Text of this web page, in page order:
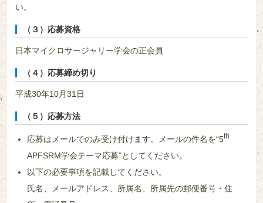
い。
（３）応募資格
日本マイクロサージャリー学会の正会員
（４）応募締め切り
平成30年10月31日
（５）応募方法
応募はメールでのみ受け付けます。メールの件名を“5th
APFSRM学会テーマ応募”としてください。
以下の必要事項を記載してください。
氏名、メールアドレス、所属名、所属先の郵便番号・住